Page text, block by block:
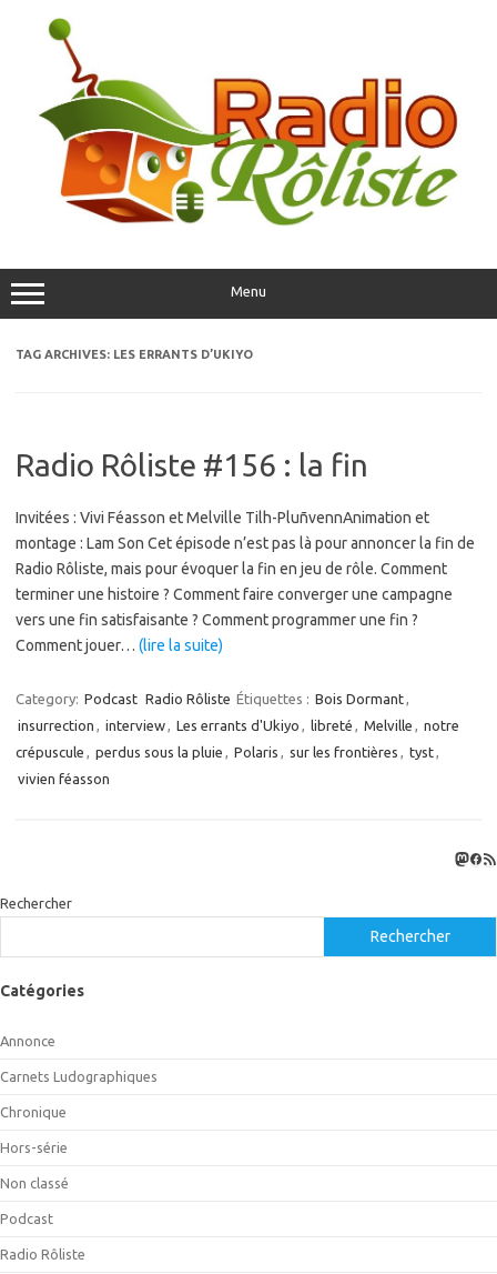
content
Menu
TAG ARCHIVES: LES ERRANTS D’UKIYO
Radio Rôliste #156 : la fin
Invitées : Vivi Féasson et Melville Tilh-PluñvennAnimation et
montage : Lam Son Cet épisode n’est pas là pour annoncer la fin de
Radio Rôliste, mais pour évoquer la fin en jeu de rôle. Comment
terminer une histoire ? Comment faire converger une campagne
vers une fin satisfaisante ? Comment programmer une fin ?
Comment jouer… (lire la suite)
Category: Podcast Radio Rôliste Étiquettes : Bois Dormant,
insurrection , interview, Les errants d'Ukiyo , libreté , Melville , notre
crépuscule , perdus sous la pluie , Polaris , sur les frontières , tyst,
vivien féasson
Flux
Rechercher
Rechercher
Catégories
Annonce
Carnets Ludographiques
Chronique
Hors-série
Non classé
Podcast
Radio Rôliste